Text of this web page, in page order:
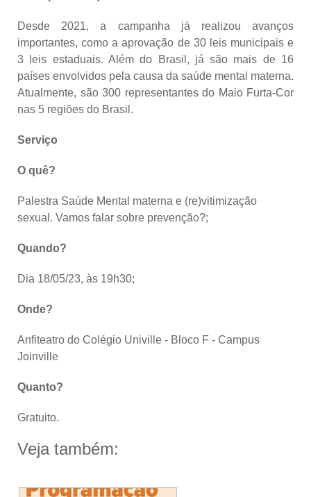
Desde 2021, a campanha já realizou avanços
importantes, como a aprovação de 30 leis municipais e
3 leis estaduais. Além do Brasil, já são mais de 16
países envolvidos pela causa da saúde mental materna.
Atualmente, são 300 representantes do Maio Furta-Cor
nas 5 regiões do Brasil.
Serviço
O quê?
Palestra Saúde Mental materna e (re)vitimização
sexual. Vamos falar sobre prevenção?;
Quando?
Dia 18/05/23, às 19h30;
Onde?
Anfiteatro do Colégio Univille - Bloco F - Campus
Joinville
Quanto?
Gratuito.
Veja também: